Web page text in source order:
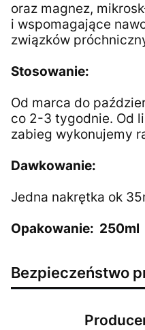
oraz magnez,
i wspomagające
związków
Stosowanie:
Od marca do
co 2-3 tygodnie. Od
zabieg wykonujemy
Dawkowanie:
Jedna nakrętka ok
Opakowanie: 250ml
Bezpieczeństwo